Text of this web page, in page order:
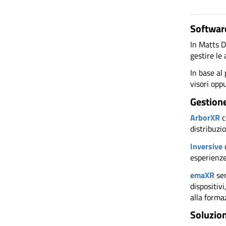
In Matts
gestire le
In base
visori
ArborXR
Inversive
emaXR
alla